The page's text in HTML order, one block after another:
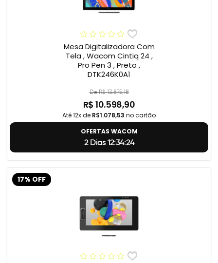
Mesa Digitalizadora Com
Tela , Wacom Cintiq 24 ,
Pro Pen 3 , Preto ,
DTK246K0A1
De R$ 13.875,18
R$ 10.598,90
Até 12x de R$1.078,53 no cartão
OFERTAS WACOM
2 Dias 12:34:23
17% OFF